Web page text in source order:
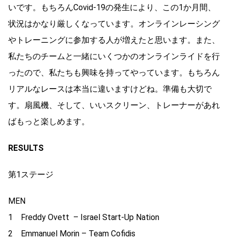
いです。もちろんCovid-19の発生により、この1か月間、
状況はかなり厳しくなっています。オンラインレーシング
やトレーニングに参加する人が増えたと思います。また、
私たちのチームと一緒にいくつかのオンラインライドを行
ったので、私たちも興味を持ってやっています。もちろん
リアルなレースは本当に違いますけどね。準備も大切で
す。扇風機、そして、いいスクリーン、トレーナーがあれ
ばもっと楽しめます。
RESULTS
第1ステージ
MEN
1 Freddy Ovett – Israel Start-Up Nation
2 Emmanuel Morin – Team Cofidis